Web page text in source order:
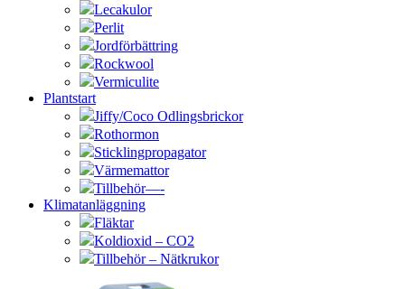
Lecakulor
Perlit
Jordförbättring
Rockwool
Vermiculite
Plantstart
Jiffy/Coco Odlingsbrickor
Rothormon
Sticklingpropagator
Värmemattor
Tillbehör—-
Klimatanläggning
Fläktar
Koldioxid – CO2
Tillbehör – Nätkrukor